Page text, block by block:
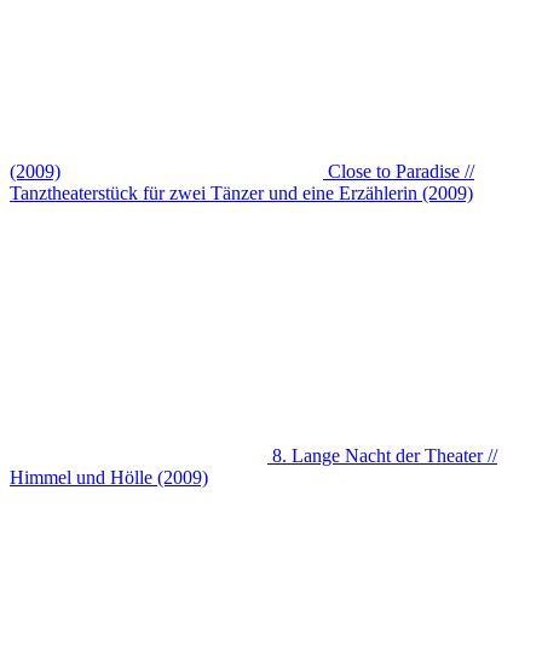
(2009)
Close to Paradise //
Tanztheaterstück für zwei Tänzer und eine Erzählerin (2009)
8. Lange Nacht der Theater //
Himmel und Hölle (2009)